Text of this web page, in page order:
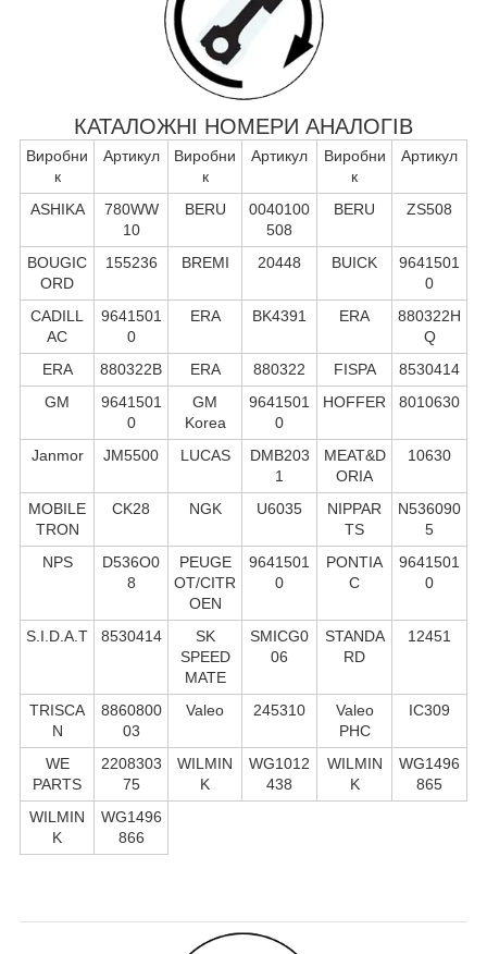
КАТАЛОЖНІ НОМЕРИ АНАЛОГІВ
Виробни
к
Артикул
Виробни
к
Артикул
Виробни
к
Артикул
ASHIKA
780WW
10
BERU
0040100
508
BERU ZS508
BOUGIC
ORD
155236 BREMI 20448 BUICK
9641501
0
CADILL
AC
9641501
0
ERA BK4391 ERA
880322H
Q
ERA
880322B ERA 880322 FISPA
8530414
GM
9641501
0
GM
Korea
9641501
0
HOFFER 8010630
Janmor JM5500 LUCAS
DMB203
1
MEAT&D
ORIA
10630
MOBILE
TRON
CK28 NGK U6035
NIPPAR
TS
N536090
5
NPS
D536O0
8
PEUGE
OT/CITR
OEN
9641501
0
PONTIA
C
9641501
0
S.I.D.A.T 8530414
SK
SPEED
MATE
SMICG0
06
STANDA
RD
12451
TRISCA
N
8860800
03
Valeo 245310
Valeo
PHC
IC309
WE
PARTS
2208303
75
WILMIN
K
WG1012
438
WILMIN
K
WG1496
865
WILMIN
K
WG1496
866